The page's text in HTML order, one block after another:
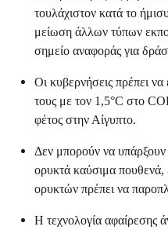
τουλάχιστον κατά το
μείωση άλλων τύπων
σημείο αναφοράς για
Οι κυβερνήσεις πρέπει
τους με τον 1,5°C στο
φέτος στην Αίγυπτο.
Δεν μπορούν να υπάρξουν
ορυκτά καύσιμα
ορυκτών πρέπει να
Η τεχνολογία αφαίρεσης